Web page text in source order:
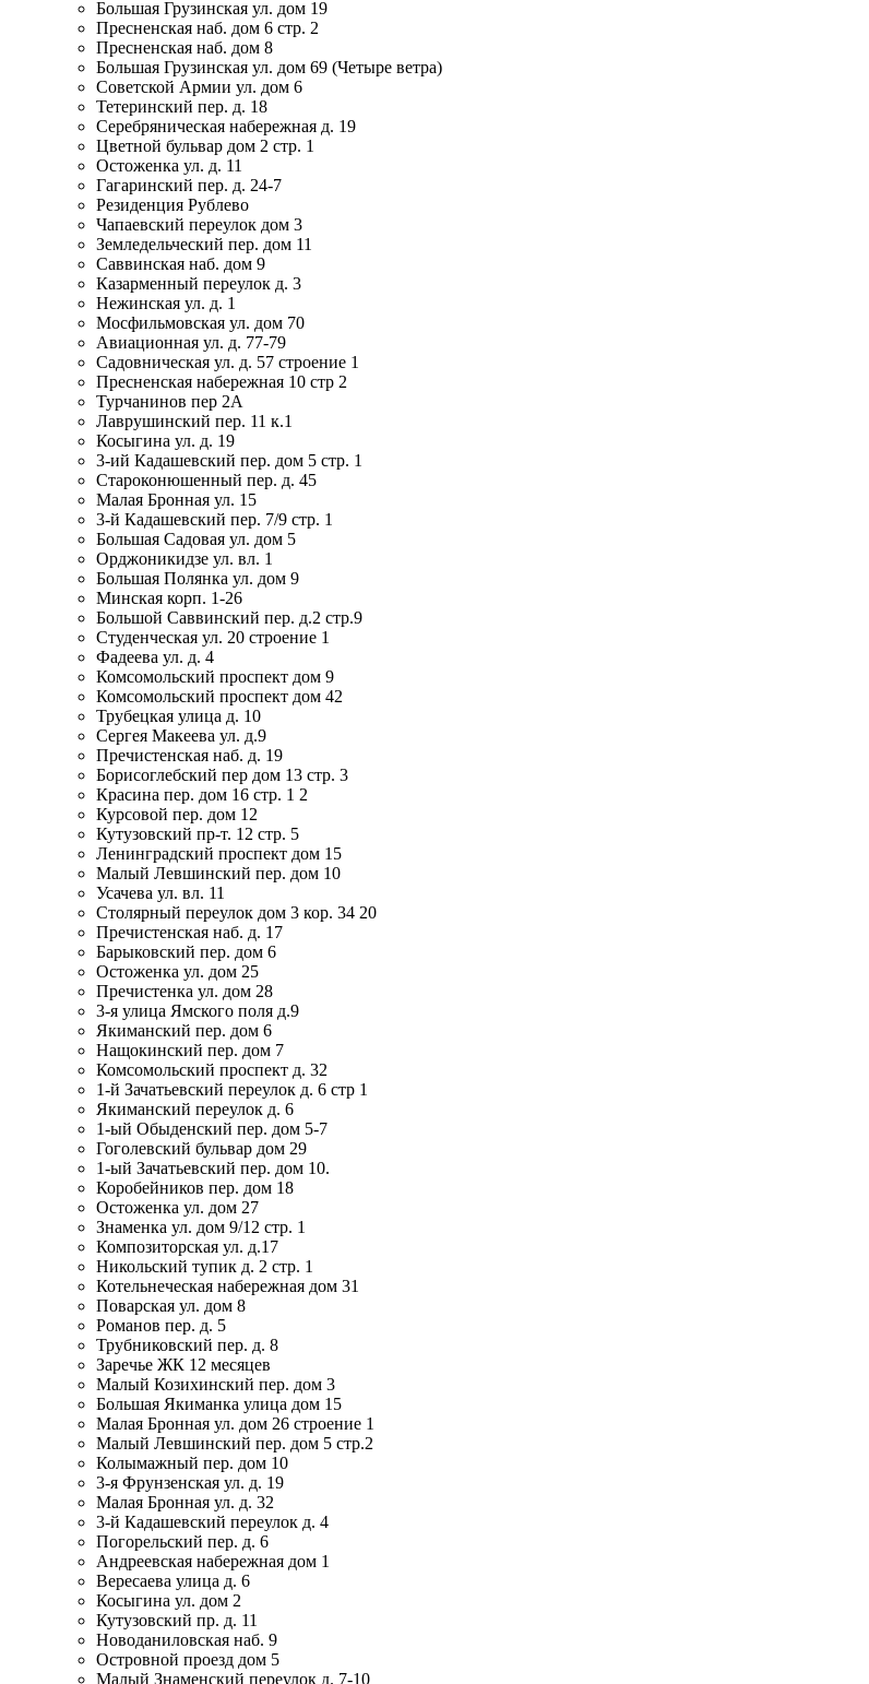
Большая Грузинская ул. дом 19
Пресненская наб. дом 6 стр. 2
Пресненская наб. дом 8
Большая Грузинская ул. дом 69 (Четыре ветра)
Советской Армии ул. дом 6
Тетеринский пер. д. 18
Серебряническая набережная д. 19
Цветной бульвар дом 2 стр. 1
Остоженка ул. д. 11
Гагаринский пер. д. 24-7
Резиденция Рублево
Чапаевский переулок дом 3
Земледельческий пер. дом 11
Саввинская наб. дом 9
Казарменный переулок д. 3
Нежинская ул. д. 1
Мосфильмовская ул. дом 70
Авиационная ул. д. 77-79
Садовническая ул. д. 57 строение 1
Пресненская набережная 10 стр 2
Турчанинов пер 2А
Лаврушинский пер. 11 к.1
Косыгина ул. д. 19
3-ий Кадашевский пер. дом 5 стр. 1
Староконюшенный пер. д. 45
Малая Бронная ул. 15
3-й Кадашевский пер. 7/9 стр. 1
Большая Садовая ул. дом 5
Орджоникидзе ул. вл. 1
Большая Полянка ул. дом 9
Минская корп. 1-26
Большой Саввинский пер. д.2 стр.9
Студенческая ул. 20 строение 1
Фадеева ул. д. 4
Комсомольский проспект дом 9
Комсомольский проспект дом 42
Трубецкая улица д. 10
Сергея Макеева ул. д.9
Пречистенская наб. д. 19
Борисоглебский пер дом 13 стр. 3
Красина пер. дом 16 стр. 1 2
Курсовой пер. дом 12
Кутузовский пр-т. 12 стр. 5
Ленинградский проспект дом 15
Малый Левшинский пер. дом 10
Усачева ул. вл. 11
Столярный переулок дом 3 кор. 34 20
Пречистенская наб. д. 17
Барыковский пер. дом 6
Остоженка ул. дом 25
Пречистенка ул. дом 28
3-я улица Ямского поля д.9
Якиманский пер. дом 6
Нащокинский пер. дом 7
Комсомольский проспект д. 32
1-й Зачатьевский переулок д. 6 стр 1
Якиманский переулок д. 6
1-ый Обыденский пер. дом 5-7
Гоголевский бульвар дом 29
1-ый Зачатьевский пер. дом 10.
Коробейников пер. дом 18
Остоженка ул. дом 27
Знаменка ул. дом 9/12 стр. 1
Композиторская ул. д.17
Никольский тупик д. 2 стр. 1
Котельнеческая набережная дом 31
Поварская ул. дом 8
Романов пер. д. 5
Трубниковский пер. д. 8
Заречье ЖК 12 месяцев
Малый Козихинский пер. дом 3
Большая Якиманка улица дом 15
Малая Бронная ул. дом 26 строение 1
Малый Левшинский пер. дом 5 стр.2
Колымажный пер. дом 10
3-я Фрунзенская ул. д. 19
Малая Бронная ул. д. 32
3-й Кадашевский переулок д. 4
Погорельский пер. д. 6
Андреевская набережная дом 1
Вересаева улица д. 6
Косыгина ул. дом 2
Кутузовский пр. д. 11
Новоданиловская наб. 9
Островной проезд дом 5
Малый Знаменский переулок д. 7-10